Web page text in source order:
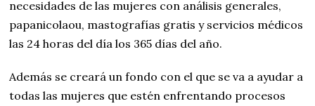
necesidades de las mujeres con análisis generales,
papanicolaou, mastografías gratis y servicios médicos
las 24 horas del día los 365 días del año.
Además se creará un fondo con el que se va a ayudar a
todas las mujeres que estén enfrentando procesos